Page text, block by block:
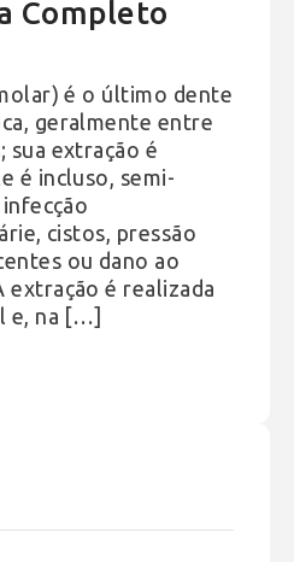
Completo
é o último dente
geralmente entre
sua extração é
é incluso, semi-
cistos, pressão
ou dano ao
extração é realizada
e, na […]